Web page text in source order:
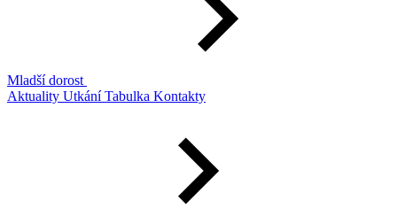
Mladší dorost
Aktuality UtkáníTabulka Kontakty